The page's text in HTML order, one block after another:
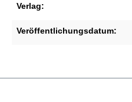
Verlag:
Veröffentlichungsdatum: